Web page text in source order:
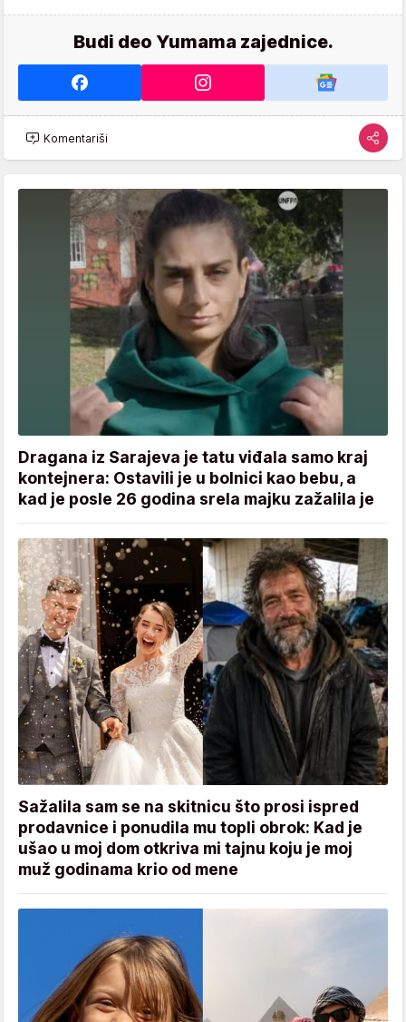
Budi deo Yumama zajednice.
Komentariši
Dragana iz Sarajeva je tatu viđala samo kraj
kontejnera: Ostavili je u bolnici kao bebu, a
kad je posle 26 godina srela majku zažalila je
Sažalila sam se na skitnicu što prosi ispred
prodavnice i ponudila mu topli obrok: Kad je
ušao u moj dom otkriva mi tajnu koju je moj
muž godinama krio od mene